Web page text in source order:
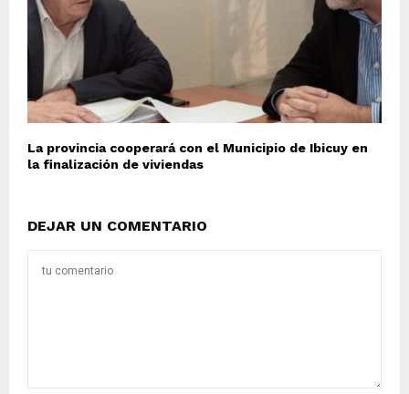
La provincia cooperará con el Municipio de Ibicuy en
la finalización de viviendas
DEJAR UN COMENTARIO